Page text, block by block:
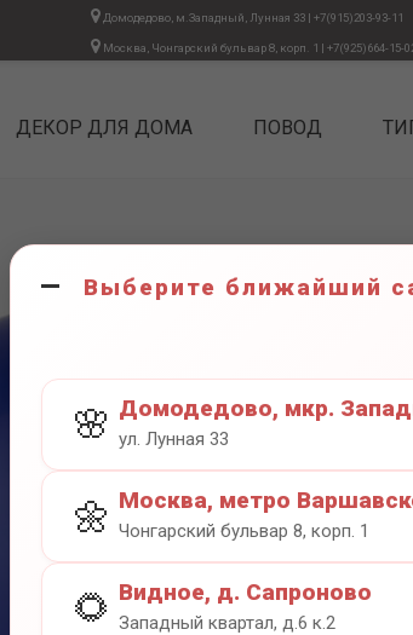
Выберите ближайший
🌸 Домодедово, мкр.
ул. Лунная 33
🌼 Москва, метро
Чонгарский бульвар 8, корп. 1
🌻 Видное, д. Сапроново
Западный квартал, д.6 к.2
ДЕКОР ДЛЯ ДОМА ПОВОД
Домодедово, м.Западный, Лунная 33| +7(915)203-93-11
Москва, Чонгарский бульвар 8, корп. 1 | +7(925)664-15-